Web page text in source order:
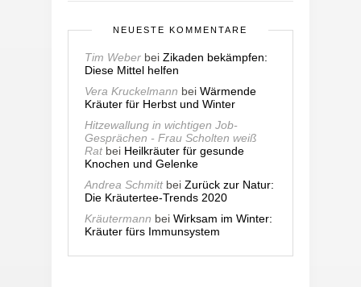
NEUESTE KOMMENTARE
Tim Weber bei Zikaden bekämpfen:
Diese Mittel helfen
Vera Kruckelmann bei Wärmende
Kräuter für Herbst und Winter
Hitzewallung in wichtigen Job-
Gesprächen - Frau Scholten weiß
Ratbei Heilkräuter für gesunde
Knochen und Gelenke
Andrea Schmittbei Zurück zur Natur:
Die Kräutertee-Trends 2020
Kräutermann bei Wirksam im Winter:
Kräuter fürs Immunsystem